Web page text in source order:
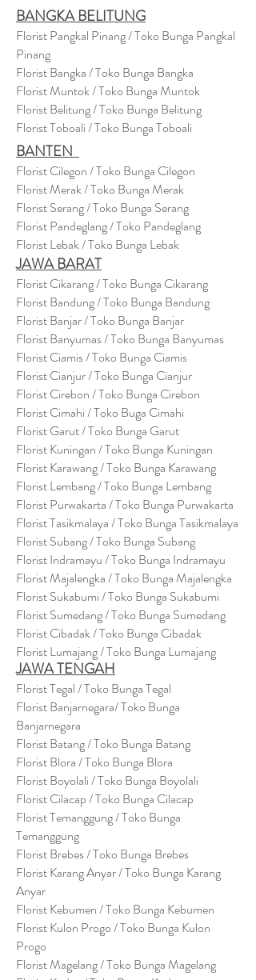
BANGKA BELITUNG
Florist Pangkal Pinang / Toko Bunga Pangkal
Pinang
Florist Bangka / Toko Bunga Bangka
Florist Muntok / Toko Bunga Muntok
Florist Belitung / Toko Bunga Belitung
Florist Toboali / Toko Bunga Toboali
BANTEN
Florist Cilegon / Toko Bunga Cilegon
Florist Merak / Toko Bunga Merak
Florist Serang / Toko Bunga Serang
Florist Pandeglang / Toko Pandeglang
Florist Lebak / Toko Bunga Lebak
JAWA BARAT
Florist Cikarang/ Toko Bunga Cikarang
Florist Bandung / Toko Bunga Bandung
Florist Banjar / Toko Bunga Banjar
Florist Banyumas / Toko Bunga Banyumas
Florist Ciamis / Toko Bunga Ciamis
Florist Cianjur / Toko Bunga Cianjur
Florist Cirebon / Toko Bunga Cirebon
Florist Cimahi / Toko Buga Cimahi
Florist Garut / Toko Bunga Garut
Florist Kuningan / Toko Bunga Kuningan
Florist Karawang / Toko Bunga Karawang
Florist Lembang / Toko Bunga Lembang
Florist Purwakarta / Toko Bunga Purwakarta
Florist Tasikmalaya / Toko Bunga Tasikmalaya
Florist Subang / Toko Bunga Subang
Florist Indramayu / Toko Bunga Indramayu
Florist Majalengka / Toko Bunga Majalengka
Florist Sukabumi / Toko Bunga Sukabumi
Florist Sumedang / Toko Bunga Sumedang
Florist Cibadak / Toko Bunga Cibadak
Florist Lumajang / Toko Bunga Lumajang
JAWA TENGAH
Florist Tegal / Toko Bunga Tegal
Florist Banjarnegara/ Toko Bunga
Banjarnegara
Florist Batang / Toko Bunga Batang
Florist Blora / Toko Bunga Blora
Florist Boyolali / Toko Bunga Boyolali
Florist Cilacap / Toko Bunga Cilacap
Florist Temanggung / Toko Bunga
Temanggung
Florist Brebes / Toko Bunga Brebes
Florist Karang Anyar / Toko Bunga Karang
Anyar
Florist Kebumen / Toko Bunga Kebumen
Florist Kulon Progo / Toko Bunga Kulon
Progo
Florist Magelang / Toko Bunga Magelang